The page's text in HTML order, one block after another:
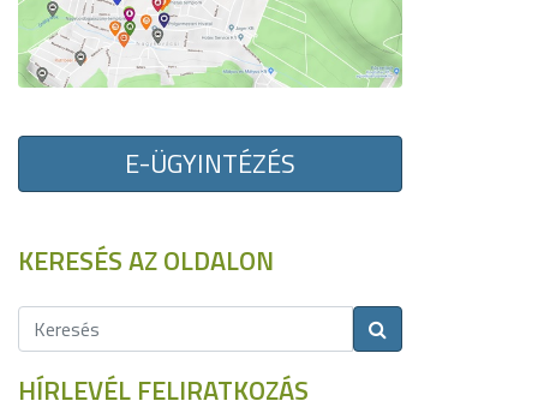
E-ÜGYINTÉZÉS
KERESÉS AZ OLDALON
HÍRLEVÉL FELIRATKOZÁS